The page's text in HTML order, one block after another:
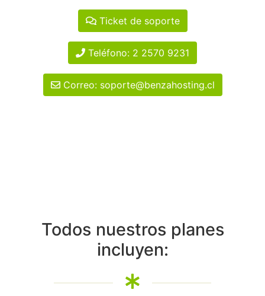
Ticket de soporte
Teléfono: 2 2570 9231
Correo: soporte@benzahosting.cl
Todos nuestros planes
incluyen: